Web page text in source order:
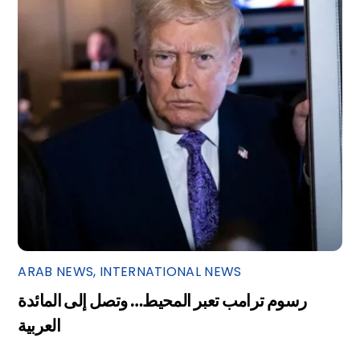
ARAB NEWS, INTERNATIONAL NEWS
رسوم ترامب تعبر المحيط… وتصل إلى المائدة
العربية